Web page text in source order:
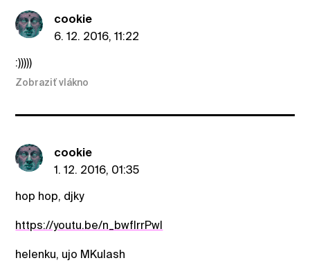
cookie
6. 12. 2016, 11:22
:)))))
Zobraziť vlákno
cookie
1. 12. 2016, 01:35
hop hop, djky
https://youtu.be/n_bwflrrPwI
helenku, ujo MKulash